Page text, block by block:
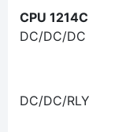
CPU 1214C
DC/DC/DC
DC/DC/RLY